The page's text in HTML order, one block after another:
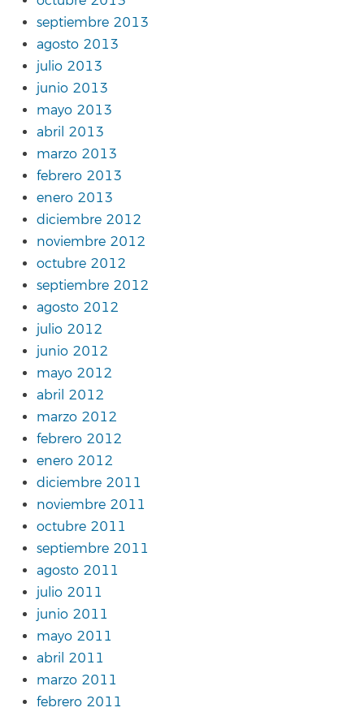
septiembre 2013
agosto 2013
julio 2013
junio 2013
mayo 2013
abril 2013
marzo 2013
febrero 2013
enero 2013
diciembre 2012
noviembre 2012
octubre 2012
septiembre 2012
agosto 2012
julio 2012
junio 2012
mayo 2012
abril 2012
marzo 2012
febrero 2012
enero 2012
diciembre 2011
noviembre 2011
octubre 2011
septiembre 2011
agosto 2011
julio 2011
junio 2011
mayo 2011
abril 2011
marzo 2011
febrero 2011